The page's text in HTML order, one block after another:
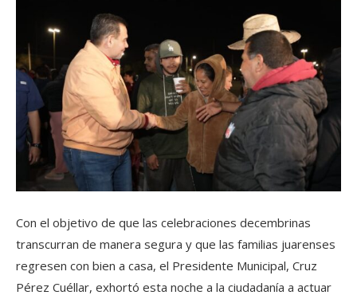
Con el objetivo de que las celebraciones decembrinas
transcurran de manera segura y que las familias juarenses
regresen con bien a casa, el Presidente Municipal, Cruz
Pérez Cuéllar, exhortó esta noche a la ciudadanía a actuar